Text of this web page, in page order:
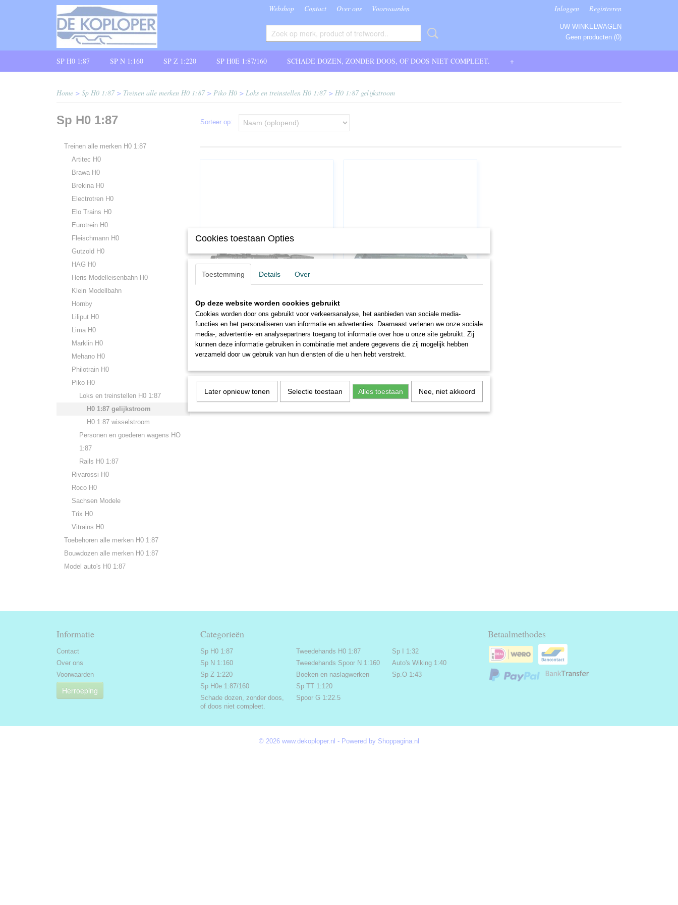
Webshop Contact Over ons Voorwaarden Inloggen Registreren
UW WINKELWAGEN
Geen producten (0)
SP H0 1:87 SP N 1:160 SP Z 1:220 SP H0E 1:87/160 SCHADE DOZEN, ZONDER DOOS, OF DOOS NIET COMPLEET. +
Home > Sp H0 1:87> Treinen alle merken H0 1:87> Piko H0 > Loks en treinstellen H0 1:87> H0 1:87 gelijkstroom
Sp H0 1:87
Treinen alle merken H0 1:87
Artitec H0
Brawa H0
Brekina H0
Electrotren H0
Elo Trains H0
Eurotrein H0
Fleischmann H0
Gutzold H0
HAG H0
Heris Modelleisenbahn H0
Klein Modellbahn
Hornby
Liliput H0
Lima H0
Marklin H0
Mehano H0
Philotrain H0
Piko H0
Loks en treinstellen H0 1:87
H0 1:87 gelijkstroom
H0 1:87 wisselstroom
Personen en goederen wagens HO
1:87
Rails H0 1:87
Rivarossi H0
Roco H0
Sachsen Modele
Trix H0
Vitrains H0
Toebehoren alle merken H0 1:87
Bouwdozen alle merken H0 1:87
Model auto's H0 1:87
Sorteer op:
Piko 50025 HO BR41 Analoog
€ 189,00 € 151,20 € 99,00 € 84,15
Informatie
Contact
Over ons
Voorwaarden
Herroeping
Categorieën
Sp H0 1:87
Sp N 1:160
Sp Z 1:220
Sp H0e 1:87/160
Schade dozen, zonder doos,
of doos niet compleet.
Tweedehands H0 1:87
Tweedehands Spoor N 1:160
Boeken en naslagwerken
Sp TT 1:120
Spoor G 1:22.5
Sp I 1:32
Auto's Wiking 1:40
Sp.O 1:43
Betaalmethodes
© 2026 www.dekoploper.nl - Powered by Shoppagina.nl
Cookies toestaan Opties
Toestemming Details Over
Op deze website worden cookies gebruikt
Cookies worden door ons gebruikt voor verkeersanalyse, het aanbieden van sociale media-
functies en het personaliseren van informatie en advertenties. Daarnaast verlenen we onze sociale
media-, advertentie- en analysepartners toegang tot informatie over hoe u onze site gebruikt. Zij
kunnen deze informatie gebruiken in combinatie met andere gegevens die zij mogelijk hebben
verzameld door uw gebruik van hun diensten of die u hen hebt verstrekt.
Later opnieuw tonen Selectie toestaan Alles toestaan Nee, niet akkoord